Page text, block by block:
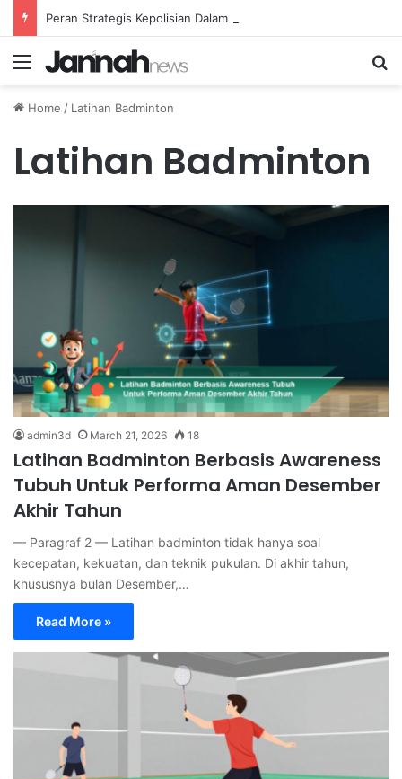
Menu
Home / Latihan Badminton
Latihan Badminton
admin3d March 21, 2026 18
Latihan Badminton Berbasis Awareness
Tubuh Untuk Performa Aman Desember
Akhir Tahun
— Paragraf 2 — Latihan badminton tidak hanya soal
kecepatan, kekuatan, dan teknik pukulan. Di akhir tahun,
khususnya bulan Desember,…
Read More »